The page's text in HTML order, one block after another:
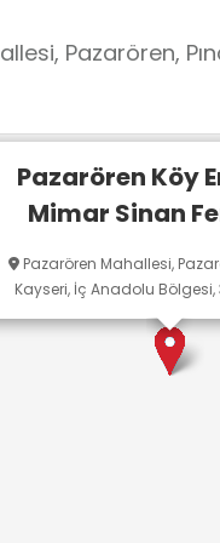
için çaba
yalnızca bir okul
Fen Lisesi
Pazarören,
Pazarören Köy
Mimar Sinan
Pazarören Mahallesi,
Kayseri, İç Anadolu Bölgesi,